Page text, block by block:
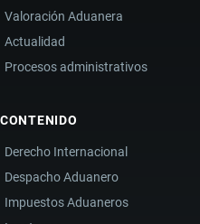
DE
Valoración Aduanera
Actualidad
Procesos administrativos
CONTENIDO
Derecho Internacional
Despacho Aduanero
Impuestos Aduaneros